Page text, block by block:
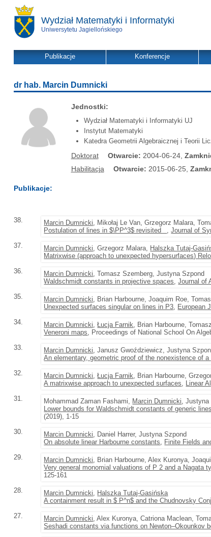
Wydział Matematyki i Informatyki
Uniwersytetu Jagiellońskiego
Publikacje Konferencje
dr hab. Marcin Dumnicki
Jednostki:
Wydział Matematyki i Informatyki UJ
Instytut Matematyki
Katedra Geometrii Algebraicznej i Teorii
Doktorat Otwarcie: 2004-06-24,
Habilitacja
Otwarcie: 2015-06-25,
Publikacje:
38. Marcin Dumnicki, Mikołaj Le Van, Grzegorz Malara,
Postulation of lines in $\PP^3$ revisited ,Journal of
37.
Marcin Dumnicki, Grzegorz Malara, Halszka Tutaj-
Matrixwise (approach to unexpected hypersurfaces)
36.
Marcin Dumnicki, Tomasz Szemberg, Justyna Szpond
Waldschmidt constants in projective spaces,Journal of
35.
Marcin Dumnicki, Brian Harbourne, Joaquim Roe,
Unexpected surfaces singular on lines in P3, European
34.
Marcin Dumnicki,Łucja Farnik, Brian Harbourne,
Veneroni maps, Proceedings of National School On
33.
Marcin Dumnicki, Janusz Gwoździewicz, Justyna
An elementary, geometric proof of the nonexistence of
32.
Marcin Dumnicki,Łucja Farnik, Brian Harbourne,
A matrixwise approach to unexpected surfaces, Linear
31.
Mohammad Zaman Fashami, Marcin Dumnicki, Justyna
Lower bounds for Waldschmidt constants of generic
(2019), 1-15
30.
Marcin Dumnicki, Daniel Harrer, Justyna Szpond
On absolute linear Harbourne constants, Finite Fields
29.
Marcin Dumnicki, Brian Harbourne, Alex Kuronya,
Very general monomial valuations of P 2 and a Nagata
125-161
28.
Marcin Dumnicki, Halszka Tutaj-Gasińska
A containment result in $ P^n$ and the Chudnovsky
27.
Marcin Dumnicki, Alex Kuronya, Catriona Maclean,
Seshadi constants via functions on Newton–Okounkov